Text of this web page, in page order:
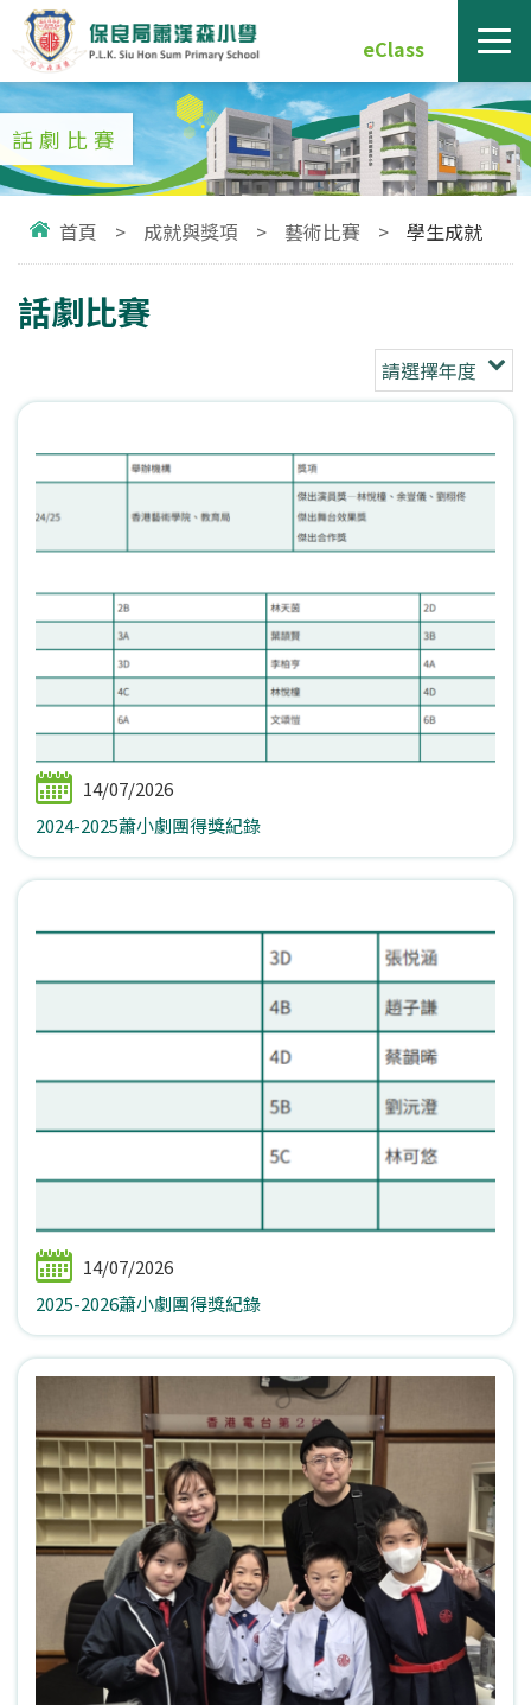
eClass
話劇比賽
首頁 > 成就與獎項 > 藝術比賽 > 學生成就
話劇比賽
請選擇年度
14/07/2026
2024-2025蕭小劇團得獎紀錄
14/07/2026
2025-2026蕭小劇團得獎紀錄